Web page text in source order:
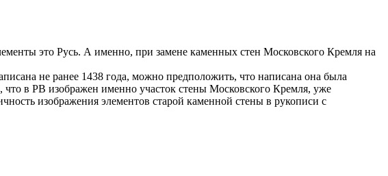
это Русь. А именно, при замене каменных стен Московского Кремля на
не ранее 1438 года, можно предположить, что написана она была
в РВ изображен именно участок стены Московского Кремля, уже
изображения элементов старой каменной стены в рукописи с